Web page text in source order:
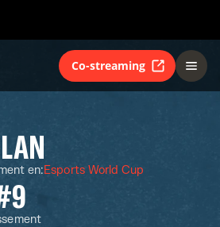
Co-streaming
en:Esports World Cup